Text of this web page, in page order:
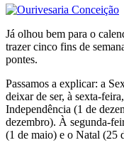
Já olhou bem para o
trazer cinco fins de
pontes.
Passamos a explicar: a
deixar de ser, à sexta-
Independência (1 de
dezembro). À segunda-
(1 de maio) e o Natal (25